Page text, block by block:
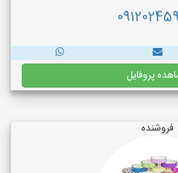
پروفایل
فروشنده